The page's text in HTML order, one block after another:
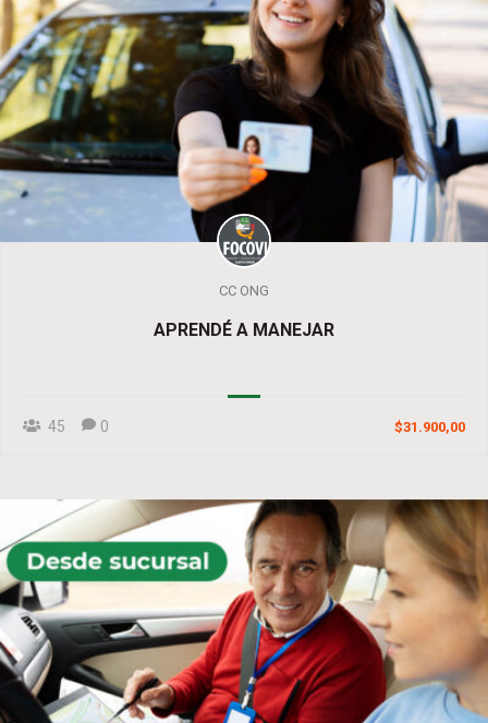
CC ONG
APRENDÉ A MANEJAR
45 0 $31.900,00